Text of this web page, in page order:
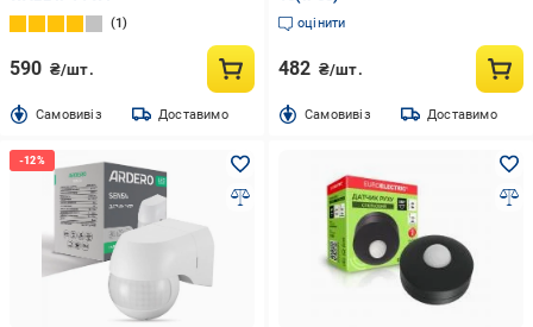
1
590 ₴/шт.
Cамовивіз Доставимо
оцінити
482 ₴/шт.
Cамовивіз Доставимо